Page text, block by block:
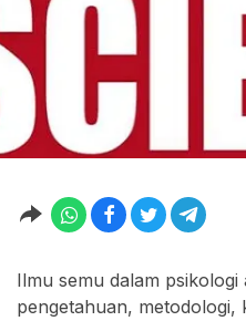
Ilmu semu dalam psikologi
pengetahuan, metodologi,